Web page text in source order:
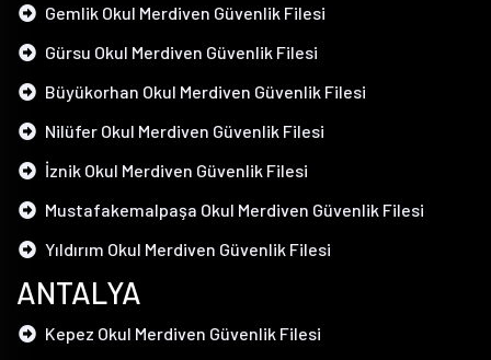
Gemlik Okul Merdiven Güvenlik Filesi
Gürsu Okul Merdiven Güvenlik Filesi
Büyükorhan Okul Merdiven Güvenlik Filesi
Nilüfer Okul Merdiven Güvenlik Filesi
İznik Okul Merdiven Güvenlik Filesi
Mustafakemalpaşa Okul Merdiven Güvenlik Filesi
Yıldırım Okul Merdiven Güvenlik Filesi
ANTALYA
Kepez Okul Merdiven Güvenlik Filesi